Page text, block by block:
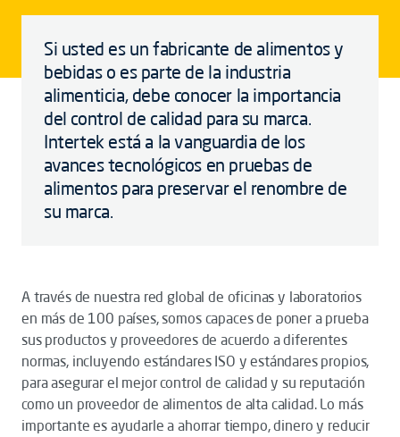
Si usted es un fabricante de alimentos y
bebidas o es parte de la industria
alimenticia, debe conocer la importancia
del control de calidad para su marca.
Intertek está a la vanguardia de los
avances tecnológicos en pruebas de
alimentos para preservar el renombre de
su marca.
A través de nuestra red global de oficinas y laboratorios
en más de 100 países, somos capaces de poner a prueba
sus productos y proveedores de acuerdo a diferentes
normas, incluyendo estándares ISO y estándares propios,
para asegurar el mejor control de calidad y su reputación
como un proveedor de alimentos de alta calidad. Lo más
importante es ayudarle a ahorrar tiempo, dinero y reducir